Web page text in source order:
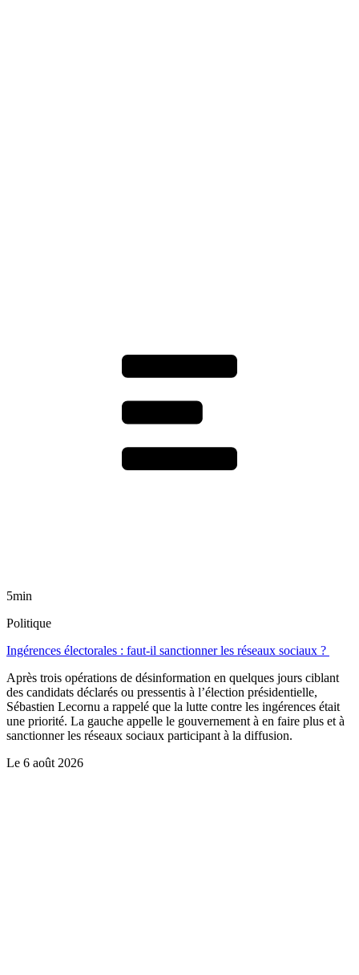
5min
Politique
Ingérences électorales : faut-il sanctionner les réseaux sociaux ?
Après trois opérations de désinformation en quelques jours ciblant
des candidats déclarés ou pressentis à l’élection présidentielle,
Sébastien Lecornu a rappelé que la lutte contre les ingérences était
une priorité. La gauche appelle le gouvernement à en faire plus et à
sanctionner les réseaux sociaux participant à la diffusion.
Le 6 août 2026